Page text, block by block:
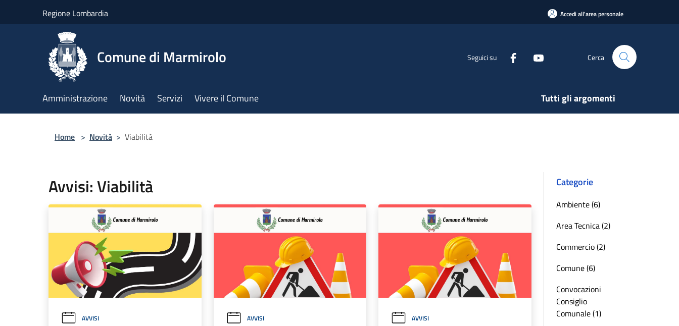
Regione Lombardia Accedi all'area personale
Comune di Marmirolo Seguici su Cerca
Amministrazione Novità Servizi Vivere il Comune Tutti gli argomenti
Home > Novità > Viabilità
Avvisi: Viabilità
AVVISI AVVISI AVVISI
Categorie
Ambiente (6)
Area Tecnica (2)
Commercio (2)
Comune (6)
Convocazioni
Consiglio
Comunale (1)